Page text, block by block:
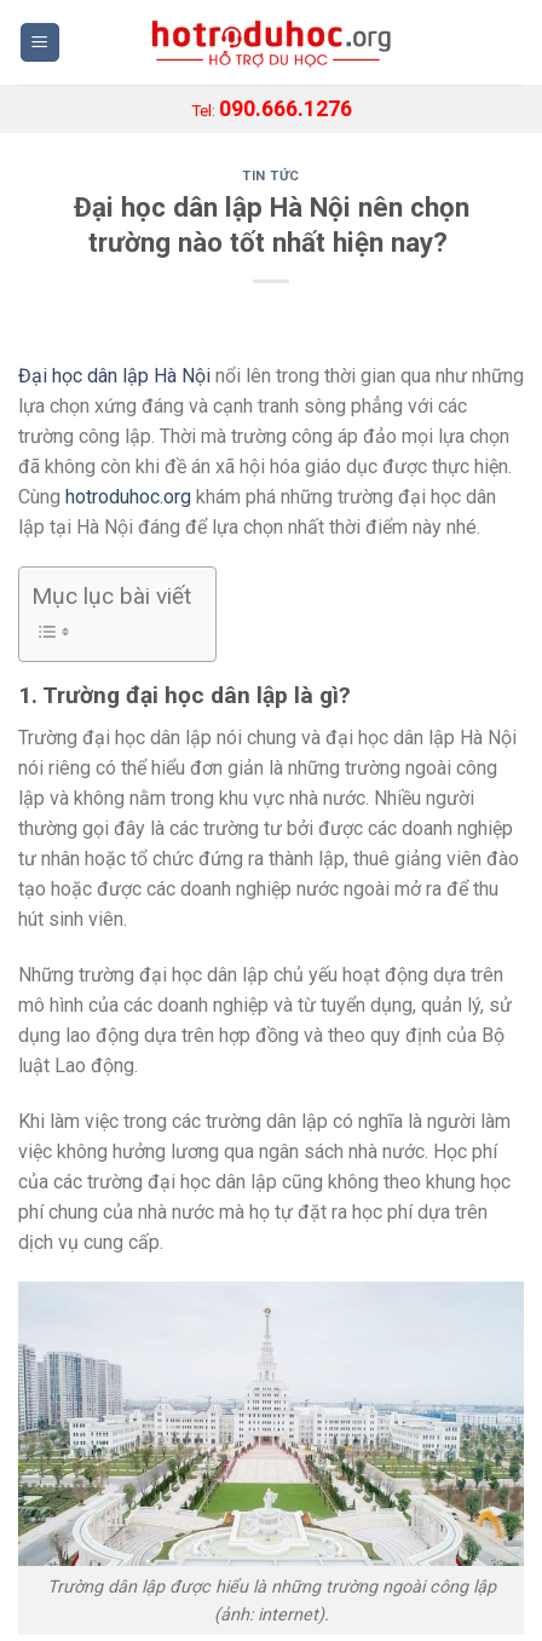
Tel: 090.666.1276
TIN TỨC
Đại học dân lập Hà Nội nên chọn
trường nào tốt nhất hiện nay?
Đại học dân lập Hà Nội nổi lên trong thời gian qua như những
lựa chọn xứng đáng và cạnh tranh sòng phẳng với các
trường công lập. Thời mà trường công áp đảo mọi lựa chọn
đã không còn khi đề án xã hội hóa giáo dục được thực hiện.
Cùng hotroduhoc.org khám phá những trường đại học dân
lập tại Hà Nội đáng để lựa chọn nhất thời điểm này nhé.
Mục lục bài viết
1. Trường đại học dân lập là gì?
Trường đại học dân lập nói chung và đại học dân lập Hà Nội
nói riêng có thể hiểu đơn giản là những trường ngoài công
lập và không nằm trong khu vực nhà nước. Nhiều người
thường gọi đây là các trường tư bởi được các doanh nghiệp
tư nhân hoặc tổ chức đứng ra thành lập, thuê giảng viên đào
tạo hoặc được các doanh nghiệp nước ngoài mở ra để thu
hút sinh viên.
Những trường đại học dân lập chủ yếu hoạt động dựa trên
mô hình của các doanh nghiệp và từ tuyển dụng, quản lý, sử
dụng lao động dựa trên hợp đồng và theo quy định của Bộ
luật Lao động.
Khi làm việc trong các trường dân lập có nghĩa là người làm
việc không hưởng lương qua ngân sách nhà nước. Học phí
của các trường đại học dân lập cũng không theo khung học
phí chung của nhà nước mà họ tự đặt ra học phí dựa trên
dịch vụ cung cấp.
Trường dân lập được hiểu là những trường ngoài công lập
(ảnh: internet).